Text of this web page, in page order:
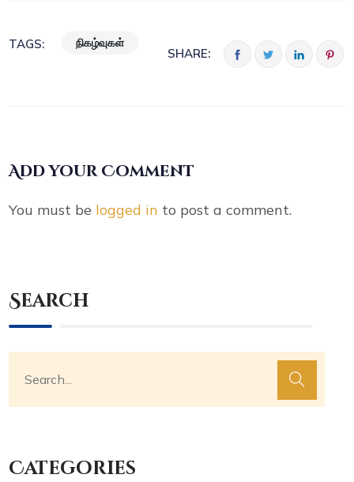
TAGS: நிகழ்வுகள்
SHARE:
Add your Comment
You must be logged in to post a comment.
Search
Categories